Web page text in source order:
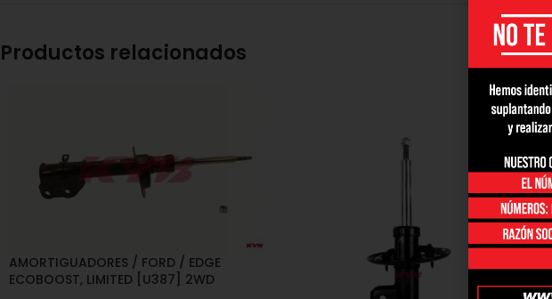
Productos relacionados
AMORTIGUADORES / FORD / EDGE
ECOBOOST, LIMITED [U387] 2WD